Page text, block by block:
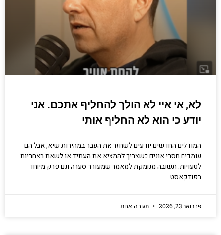
יסודות בתכנות
קריפטוגרפיה, ביצועים, אבטחת מידע ומידע
יסודי וחשוב שגם מתכנתים מנוסים לא תמיד
יודעים.
לא, אי איי לא הולך להחליף אתכם. אני
יודע כי הוא לא החליף אותי
המודלים החדשים יודעים לשחזר את העבר במהירות שיא, אבל הם
עומדים חסרי אונים כשצריך להמציא את העתיד או לשאת באחריות
לטעויות. תשובה מנומקת למאמר שמעורר סערה וגם פרק מיוחד
בפודקאסט
פברואר 23, 2026 תגובה אחת